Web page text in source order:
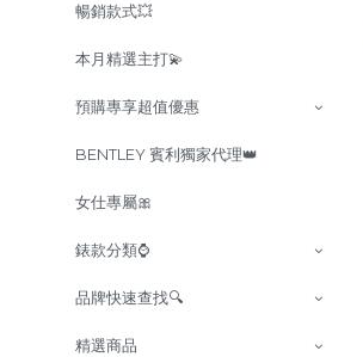
暢銷款式💥
本月精選主打💫
預購專享超值優惠
BENTLEY 賓利獨家代理👑
女仕專屬🎀
錶款分類⌚
品牌快速查找🔍
精選商品